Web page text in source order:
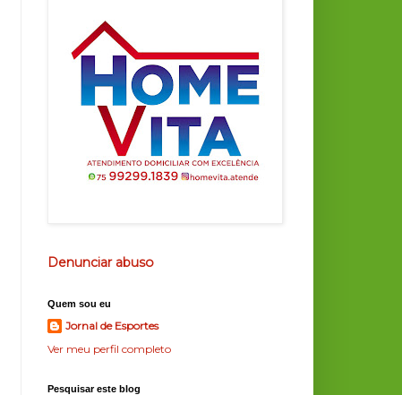
Denunciar abuso
Quem sou eu
Jornal de Esportes
Ver meu perfil completo
Pesquisar este blog